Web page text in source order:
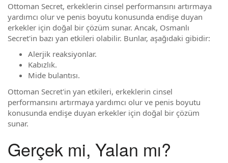
Ottoman Secret, erkeklerin cinsel performansını artırmaya
yardımcı olur ve penis boyutu konusunda endişe duyan
erkekler için doğal bir çözüm sunar. Ancak, Osmanlı
Secret'in bazı yan etkileri olabilir. Bunlar, aşağıdaki gibidir:
Alerjik reaksiyonlar.
Kabızlık.
Mide bulantısı.
Ottoman Secret'in yan etkileri, erkeklerin cinsel
performansını artırmaya yardımcı olur ve penis boyutu
konusunda endişe duyan erkekler için doğal bir çözüm
sunar.
Gerçek mi, Yalan mı?